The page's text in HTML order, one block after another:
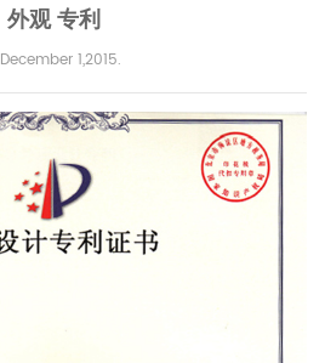
外观 专利
December 1,2015.